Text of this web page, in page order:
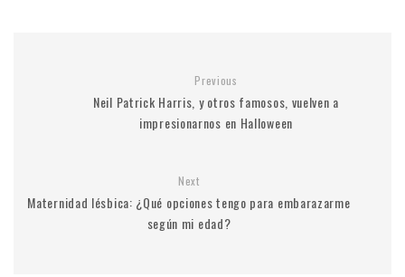
Previous
Neil Patrick Harris, y otros famosos, vuelven a
impresionarnos en Halloween
Next
Maternidad lésbica: ¿Qué opciones tengo para embarazarme
según mi edad?